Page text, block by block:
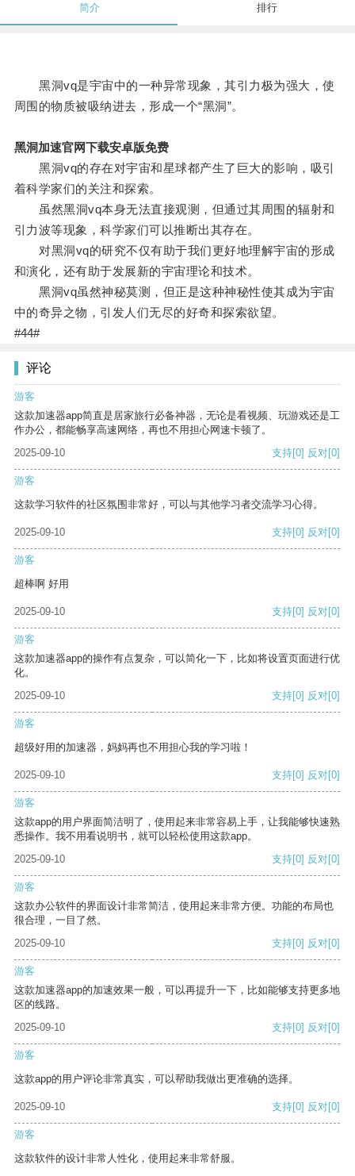
简介 排行
黑洞vq是宇宙中的一种异常现象，其引力极为强大，使
周围的物质被吸纳进去，形成一个“黑洞”。
黑洞加速官网下载安卓版免费
黑洞vq的存在对宇宙和星球都产生了巨大的影响，吸引
着科学家们的关注和探索。
虽然黑洞vq本身无法直接观测，但通过其周围的辐射和
引力波等现象，科学家们可以推断出其存在。
对黑洞vq的研究不仅有助于我们更好地理解宇宙的形成
和演化，还有助于发展新的宇宙理论和技术。
黑洞vq虽然神秘莫测，但正是这种神秘性使其成为宇宙
中的奇异之物，引发人们无尽的好奇和探索欲望。
#44#
评论
游客
这款加速器app简直是居家旅行必备神器，无论是看视频、玩游戏还是工
作办公，都能畅享高速网络，再也不用担心网速卡顿了。
2025-09-10
支持[0] 反对[0]
游客
这款学习软件的社区氛围非常好，可以与其他学习者交流学习心得。
2025-09-10 支持[0] 反对[0]
游客
超棒啊 好用
2025-09-10 支持[0] 反对[0]
游客
这款加速器app的操作有点复杂，可以简化一下，比如将设置页面进行优
化。
2025-09-10
支持[0] 反对[0]
游客
超级好用的加速器，妈妈再也不用担心我的学习啦！
2025-09-10 支持[0] 反对[0]
游客
这款app的用户界面简洁明了，使用起来非常容易上手，让我能够快速熟
悉操作。我不用看说明书，就可以轻松使用这款app。
2025-09-10
支持[0] 反对[0]
游客
这款办公软件的界面设计非常简洁，使用起来非常方便。功能的布局也
很合理，一目了然。
2025-09-10
支持[0] 反对[0]
游客
这款加速器app的加速效果一般，可以再提升一下，比如能够支持更多地
区的线路。
2025-09-10
支持[0] 反对[0]
游客
这款app的用户评论非常真实，可以帮助我做出更准确的选择。
2025-09-10 支持[0] 反对[0]
游客
这款软件的设计非常人性化，使用起来非常舒服。